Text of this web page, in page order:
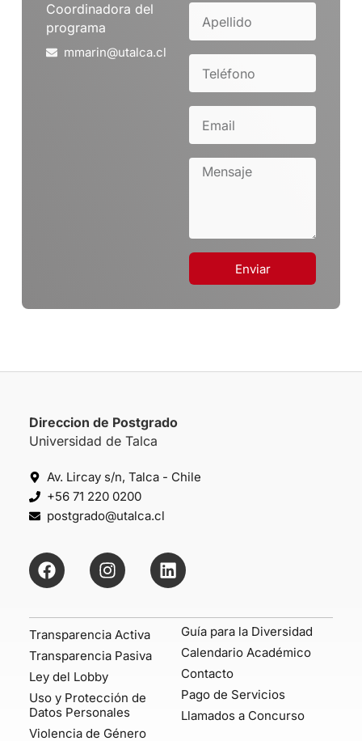
Coordinadora del
programa
mmarin@utalca.cl
Enviar
Direccion de Postgrado
Universidad de Talca
Av. Lircay s/n, Talca - Chile
+56 71 220 0200
postgrado@utalca.cl
Transparencia Activa
Transparencia Pasiva
Ley del Lobby
Uso y Protección de
Datos Personales
Violencia de Género
Guía para la Diversidad
Calendario Académico
Contacto
Pago de Servicios
Llamados a Concurso